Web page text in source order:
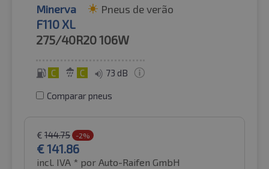
Minerva Pneus de verão
F110 XL
275/40R20106W
C C 73 dB
Comparar pneus
€ 144.75 -2%
€141.86
incl. IVA * por Auto-Raifen GmbH